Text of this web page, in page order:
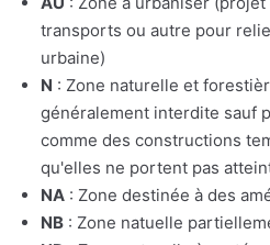
transports ou autre pour
urbaine)
N : Zone naturelle et
généralement interdite sauf
comme des constructions
qu'elles ne portent pas
NA : Zone destinée à des
NB : Zone natuelle